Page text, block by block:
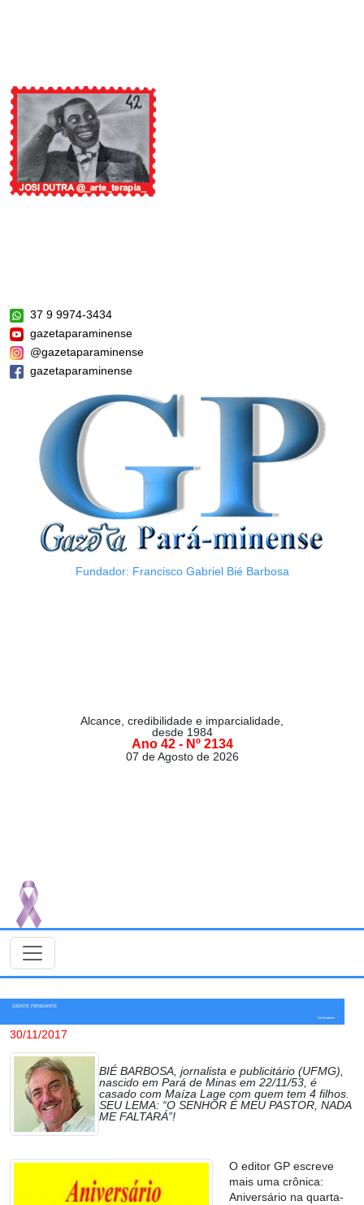
37 9 9974-3434
gazetaparaminense
@gazetaparaminense
gazetaparaminense
Fundador: Francisco Gabriel Bié Barbosa
Alcance, credibilidade e imparcialidade,
desde 1984
Ano 42 - Nº 2134
07 de Agosto de 2026
GENTE PENSANTE
Bié Barbosa
30/11/2017
BIÉ BARBOSA, jornalista e publicitário (UFMG),
nascido em Pará de Minas em 22/11/53, é
casado com Maíza Lage com quem tem 4 filhos.
SEU LEMA: “O SENHOR É MEU PASTOR, NADA
ME FALTARÁ”!
O editor GP escreve
mais uma crônica:
Aniversário na quarta-